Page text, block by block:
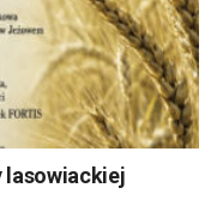
lasowiackiej